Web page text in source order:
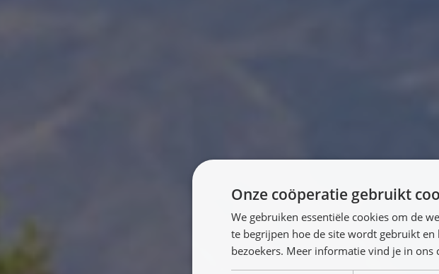
Onze coöperatie gebruikt
We gebruiken essentiële cookies om de
te begrijpen hoe de site wordt gebruikt
bezoekers. Meer informatie vind je in ons